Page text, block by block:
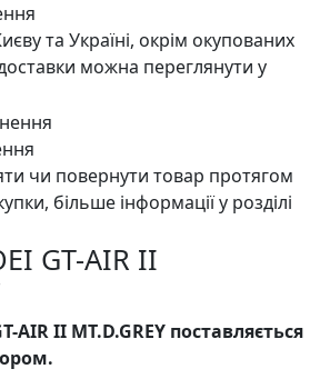
та Україні, окрім окупованих
можна переглянути у
чи повернути товар протягом
більше інформації у розділі
GT-AIR II
AIR II MT.D.GREY поставляється